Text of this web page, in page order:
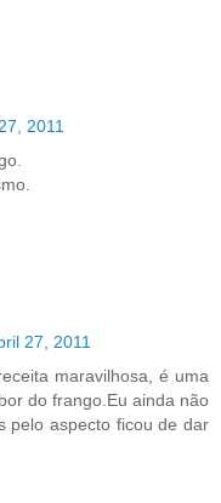
2011
27, 2011
maravilhosa, é uma
do frango.Eu ainda não
pelo aspecto ficou de dar